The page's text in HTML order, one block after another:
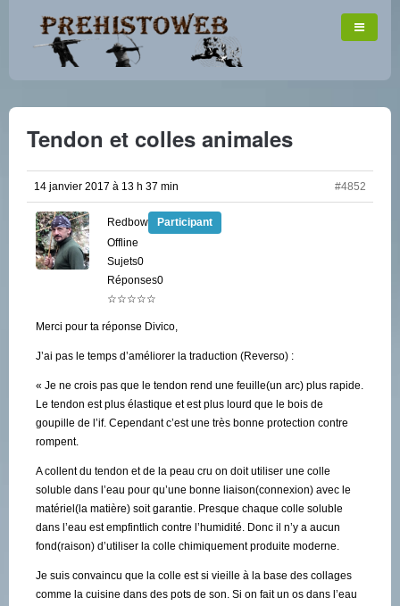
Tendon et colles animales
14 janvier 2017 à 13 h 37 min #4852
Redbow
Participant
Offline
Sujets0
Réponses0
☆☆☆☆☆
Merci pour ta réponse Divico,
J’ai pas le temps d’améliorer la traduction (Reverso) :
« Je ne crois pas que le tendon rend une feuille(un arc) plus rapide.
Le tendon est plus élastique et est plus lourd que le bois de
goupille de l’if. Cependant c’est une très bonne protection contre
rompent.
A collent du tendon et de la peau cru on doit utiliser une colle
soluble dans l’eau pour qu’une bonne liaison(connexion) avec le
matériel(la matière) soit garantie. Presque chaque colle soluble
dans l’eau est empfintlich contre l’humidité. Donc il n’y a aucun
fond(raison) d’utiliser la colle chimiquement produite moderne.
Je suis convaincu que la colle est si vieille à la base des collages
comme la cuisine dans des pots de son. Si on fait un os dans l’eau